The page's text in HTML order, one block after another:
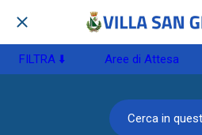
FILTRA ⬇️ Aree di Attesa
Cerca in